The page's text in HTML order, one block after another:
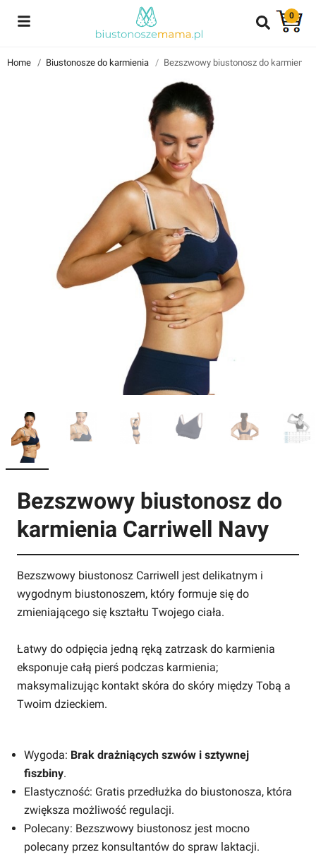
0
Reviews
Znajdź i przeczytaj historie użytkowników takich jak Ty!
Home Biustonosze do karmienia Bezszwowy biustonosz do karmienia
Bezszwowy biustonosz do
karmienia Carriwell Navy
Bezszwowy biustonosz Carriwell jest delikatnym i
wygodnym biustonoszem, który formuje się do
zmieniającego się kształtu Twojego ciała.
Łatwy do odpięcia jedną ręką zatrzask do karmienia
eksponuje całą pierś podczas karmienia;
maksymalizując kontakt skóra do skóry między Tobą a
Twoim dzieckiem.
Wygoda: Brak drażniących szwów i sztywnej
fiszbiny.
Elastyczność: Gratis przedłużka do biustonosza, która
zwiększa możliwość regulacji.
Polecany: Bezszwowy biustonosz jest mocno
polecany przez konsultantów do spraw laktacji.